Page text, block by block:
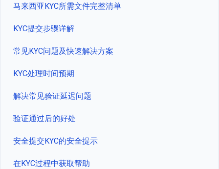
马来西亚KYC所需文件完整清单
KYC提交步骤详解
常见KYC问题及快速解决方案
KYC处理时间预期
解决常见验证延迟问题
验证通过后的好处
安全提交KYC的安全提示
在KYC过程中获取帮助